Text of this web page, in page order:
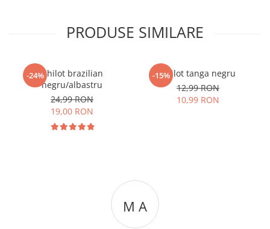
PRODUSE SIMILARE
-24%Chilot brazilian
negru/albastru
24,99 RON
19,00 RON
-15%Chilot tanga negru
12,99 RON
10,99 RON
M A